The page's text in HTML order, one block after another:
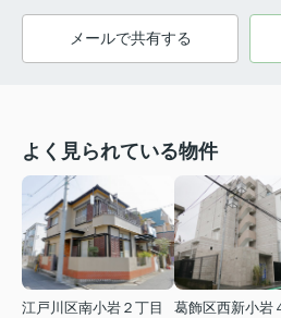
メールで共有する
よく見られている物件
江戸川区南小岩２丁目
葛飾区西新小岩